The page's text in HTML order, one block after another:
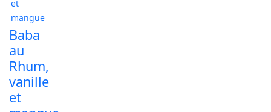
Baba
au
Rhum,
vanille
et